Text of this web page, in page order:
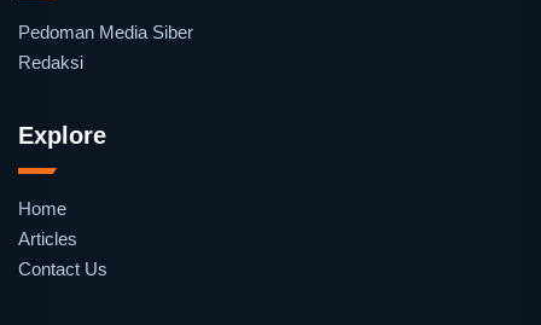
Pedoman Media Siber
Redaksi
Explore
Home
Articles
Contact Us